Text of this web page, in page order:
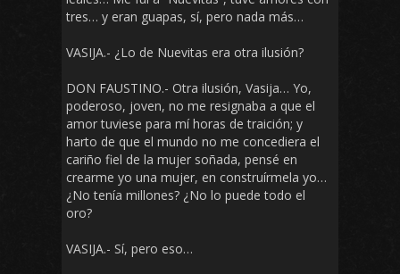
tres… y eran guapas, sí, pero nada más…
VASIJA.- ¿Lo de Nuevitas era otra ilusión?
DON FAUSTINO.- Otra ilusión, Vasija… Yo,
poderoso, joven, no me resignaba a que el
amor tuviese para mí horas de traición; y
harto de que el mundo no me concediera el
cariño fiel de la mujer soñada, pensé en
crearme yo una mujer, en construírmela yo…
¿No tenía millones? ¿No lo puede todo el
oro?
VASIJA.- Sí, pero eso…